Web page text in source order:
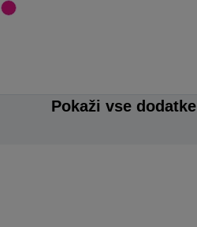
Pokaži vse dodatke